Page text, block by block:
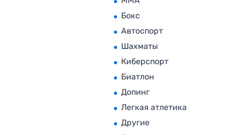
Бокс
Автоспорт
Шахматы
Киберспорт
Биатлон
Допинг
Легкая атлетика
Другие